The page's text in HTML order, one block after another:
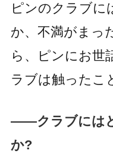
ピンのクラブに
か、不満がまっ
ら、ピンにお世
ラブは触ったこ
――クラブには
か?